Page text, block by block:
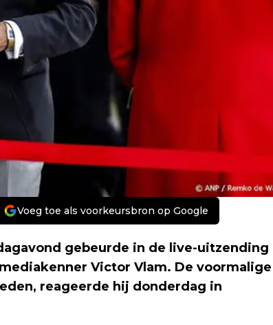
Voeg toe als voorkeursbron op Google
gebeurde in de live-uitzending
Victor Vlam. De voormalige
reageerde hij donderdag in